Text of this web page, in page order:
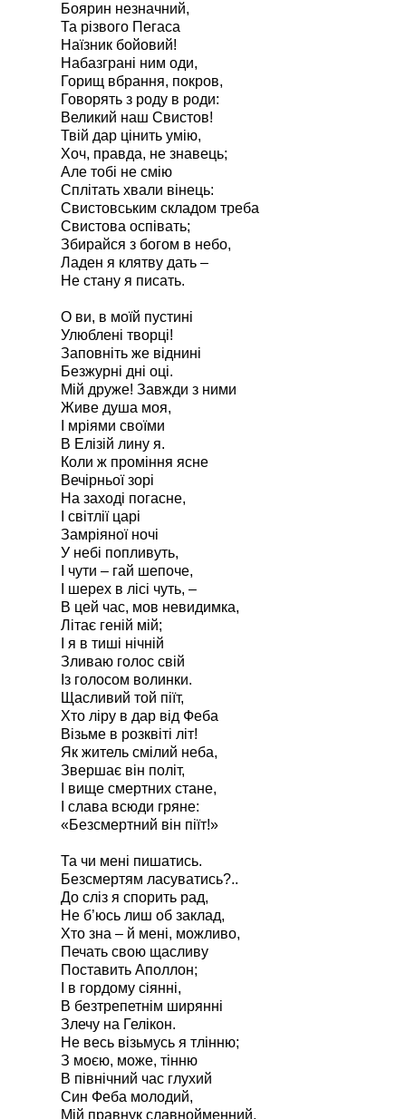
Боярин незначний,
Та різвого Пегаса
Наїзник бойовий!
Набазграні ним оди,
Горищ вбрання, покров,
Говорять з роду в роди:
Великий наш Свистов!
Твій дар цінить умію,
Хоч, правда, не знавець;
Але тобі не смію
Сплітать хвали вінець:
Свистовським складом треба
Свистова оспівать;
Збирайся з богом в небо,
Ладен я клятву дать –
Не стану я писать.
О ви, в моїй пустині
Улюблені творці!
Заповніть же віднині
Безжурні дні оці.
Мій друже! Завжди з ними
Живе душа моя,
І мріями своїми
В Елізій лину я.
Коли ж проміння ясне
Вечірньої зорі
На заході погасне,
І світлії царі
Замріяної ночі
У небі попливуть,
І чути – гай шепоче,
І шерех в лісі чуть, –
В цей час, мов невидимка,
Літає геній мій;
І я в тиші нічній
Зливаю голос свій
Із голосом волинки.
Щасливий той піїт,
Хто ліру в дар від Феба
Візьме в розквіті літ!
Як житель смілий неба,
Звершає він політ,
І вище смертних стане,
І слава всюди гряне:
«Безсмертний він піїт!»
Та чи мені пишатись.
Безсмертям ласуватись?..
До сліз я спорить рад,
Не б’юсь лиш об заклад,
Хто зна – й мені, можливо,
Печать свою щасливу
Поставить Аполлон;
І в гордому сіянні,
В безтрепетнім ширянні
Злечу на Гелікон.
Не весь візьмусь я тлінню;
З моєю, може, тінню
В північний час глухий
Син Феба молодий,
Мій правнук славнойменний,